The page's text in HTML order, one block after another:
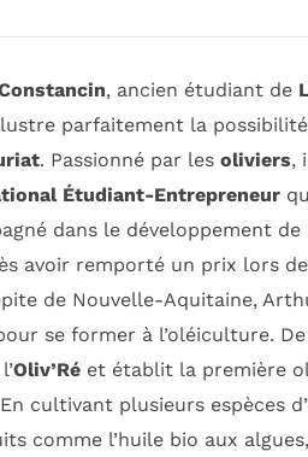
, ancien étudiant de
parfaitement la possibilité
. Passionné par les oliviers,
Étudiant-Entrepreneur
dans le développement de
avoir remporté un prix lors
de Nouvelle-Aquitaine,
se former à l’oléiculture.
Oliv’Ré et établit la première
cultivant plusieurs espèces
comme l’huile bio aux